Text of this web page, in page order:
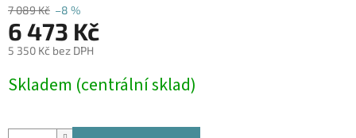
7 089 Kč –8 %
6 473 Kč
5 350 Kč bez DPH
cena:
Skladem (centrální sklad)